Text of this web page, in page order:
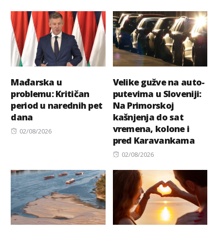
Mađarska u
problemu: Kritičan
period u narednih pet
dana
Posted
02/08/2026
Velike gužve na auto-
putevima u Sloveniji:
Na Primorskoj
kašnjenja do sat
vremena, kolone i
pred Karavankama
Posted
02/08/2026